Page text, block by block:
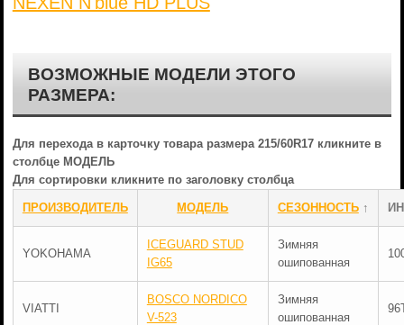
ВОЗМОЖНЫЕ МОДЕЛИ ЭТОГО
РАЗМЕРА:
Для перехода в карточку товара размера 215/60R17 кликните в
столбце МОДЕЛЬ
Для сортировки кликните по заголовку столбца
ПРОИЗВОДИТЕЛЬ МОДЕЛЬ СЕЗОННОСТЬ↑
YOKOHAMA
ICEGUARD STUD
IG65
Зимняя
ошипованная
VIATTI
BOSCO NORDICO
V-523
Зимняя
ошипованная